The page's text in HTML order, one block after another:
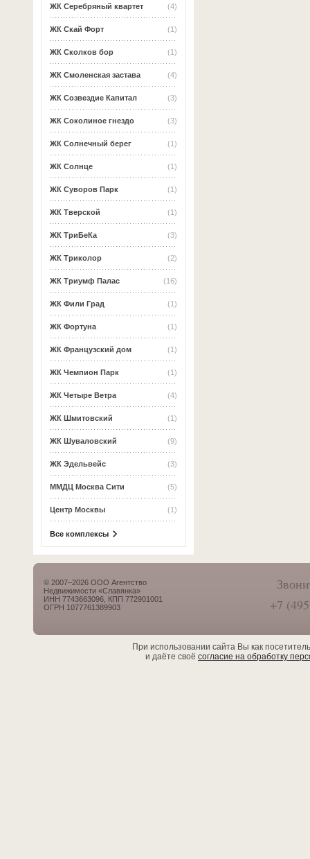
(4)
ЖК Серебряный квартет
(1)
ЖК Скай Форт
(1)
ЖК Сколков бор
(4)
ЖК Смоленская застава
(3)
ЖК Созвездие Капитал
(3)
ЖК Соколиное гнездо
(1)
ЖК Солнечный берег
(1)
ЖК Солнце
(1)
ЖК Суворов Парк
(1)
ЖК Тверской
(3)
ЖК ТриБеКа
(2)
ЖК Триколор
(16)
ЖК Триумф Палас
(1)
ЖК Фили Град
(1)
ЖК Фортуна
(1)
ЖК Французский дом
(1)
ЖК Чемпион Парк
(4)
ЖК Четыре Ветра
(1)
ЖК Шмитовский
(9)
ЖК Шуваловский
(3)
ЖК Эдельвейс
(5)
ММДЦ Москва Сити
(1)
Центр Москвы
Все комплексы
© 2007–2026 ООО Агентство
Недвижимости «Славянка»
ИНН 7743663096, КПП 772901001
ОГРН 1077761389903
+7
При использовании сайта Вы как
и даёте своё согласие на обработку